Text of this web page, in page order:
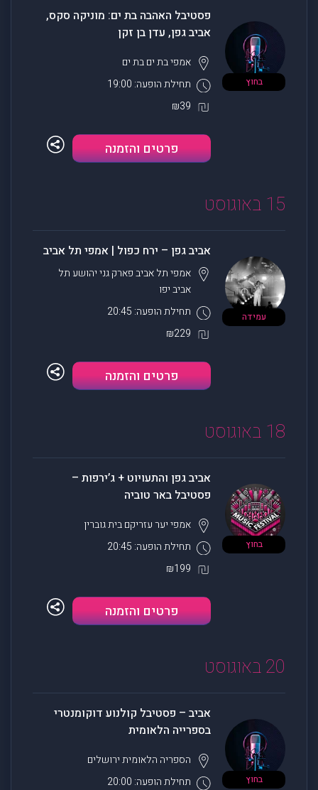
בחוץ
פסטיבל האהבה בת ים: מוניקה סקס,
אביב גפן, עדן בן זקן
תחילת הופעה: 19:00
אמפי בת יםבת ים
₪39
פרטים והזמנה
15 באוגוסט
עמידה
אביב גפן – ירח כפול | אמפי תל אביב
תחילת הופעה: 20:45
אמפי תל אביב פארק גני יהושע תל
אביב יפו
₪229
פרטים והזמנה
18 באוגוסט
בחוץ
אביב גפן והתעויוט + ג’ירפות –
פסטיבל באר טוביה
תחילת הופעה: 20:45
אמפי יער עזריקםבית גוברין
₪199
פרטים והזמנה
20 באוגוסט
בחוץ
אביב – פסטיבל קולנוע דוקומנטרי
בספרייה הלאומית
תחילת הופעה: 20:00
הספריה הלאומיתירושלים